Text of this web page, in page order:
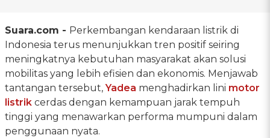
Suara.com - Perkembangan kendaraan listrik di
Indonesia terus menunjukkan tren positif seiring
meningkatnya kebutuhan masyarakat akan solusi
mobilitas yang lebih efisien dan ekonomis. Menjawab
tantangan tersebut,Yadea menghadirkan lini motor
listrik cerdas dengan kemampuan jarak tempuh
tinggi yang menawarkan performa mumpuni dalam
penggunaan nyata.